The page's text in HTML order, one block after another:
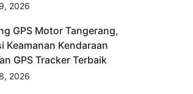
2026
GPS Motor Tangerang,
Keamanan Kendaraan
GPS Tracker Terbaik
2026